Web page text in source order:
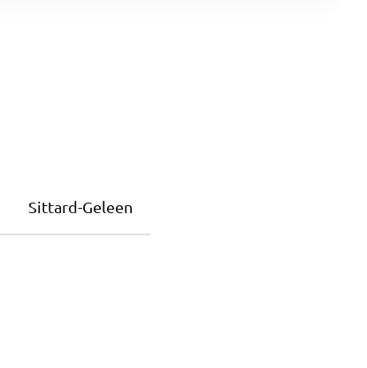
Sittard-Geleen